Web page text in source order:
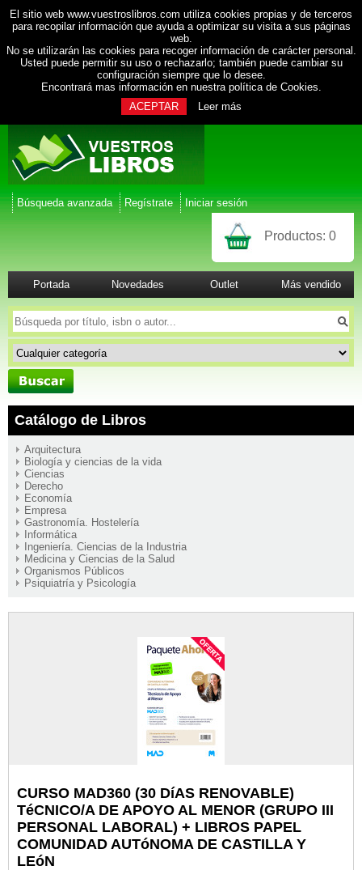
El sitio web www.vuestroslibros.com utiliza cookies propias y de terceros
para recopilar información que ayuda a optimizar su visita a sus páginas
web.
No se utilizarán las cookies para recoger información de carácter personal.
Usted puede permitir su uso o rechazarlo; también puede cambiar su
configuración siempre que lo desee.
Encontrará mas información en nuestra política de Cookies.
ACEPTAR
Leer más
Búsqueda avanzada Regístrate Iniciar sesión
Productos: 0
Portada Novedades Outlet Más vendido
Catálogo de Libros
Arquitectura
Biología y ciencias de la vida
Ciencias
Derecho
Economía
Empresa
Gastronomía. Hostelería
Informática
Ingeniería. Ciencias de la Industria
Medicina y Ciencias de la Salud
Organismos Públicos
Psiquiatría y Psicología
CURSO MAD360 (30 DíAS RENOVABLE)
TéCNICO/A DE APOYO AL MENOR (GRUPO III
PERSONAL LABORAL) + LIBROS PAPEL
COMUNIDAD AUTóNOMA DE CASTILLA Y
LEóN